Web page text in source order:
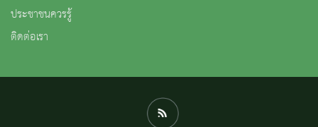
ประชาชนควรรู้
ติดต่อเรา